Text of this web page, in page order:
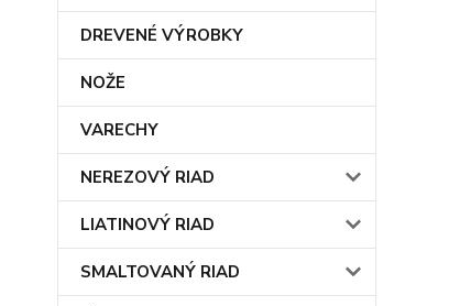
DREVENÉ VÝROBKY
NOŽE
VARECHY
NEREZOVÝ RIAD
LIATINOVÝ RIAD
SMALTOVANÝ RIAD